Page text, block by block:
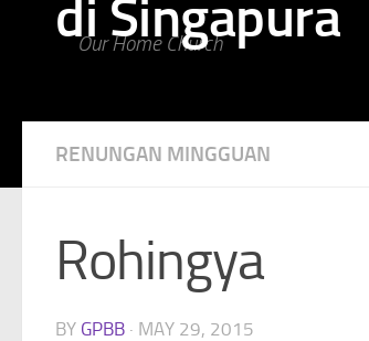
Our Home Church
RENUNGAN MINGGUAN
Rohingya
BY GPBB · MAY 29, 2015